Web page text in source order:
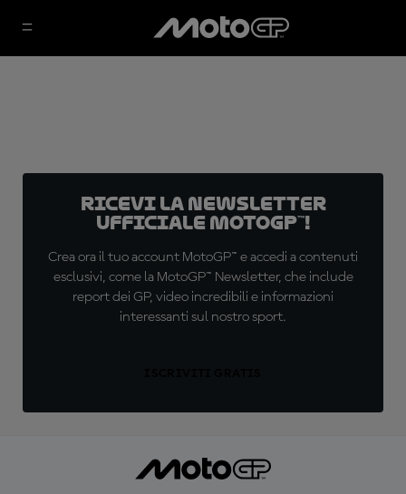
Ricevi la newsletter
ufficiale MotoGP™!
Crea ora il tuo account MotoGP™ e accedi a contenuti
esclusivi, come la MotoGP™ Newsletter, che include
report dei GP, video incredibili e informazioni
interessanti sul nostro sport.